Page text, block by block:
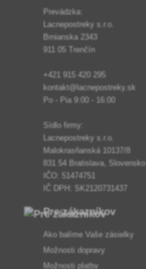
Prevádzka:
Lacnepostreky s.r.o.
Brnianska 2343
911 05 Trenčín
+421 915 420 295
kontakt@lacnepostreky.sk
Po - Pia 9:00 - 16:00
Sídlo firmy:
Lacnepostreky s.r.o.
Malokrasňanská 10137/8
831 54 Bratislava, Slovensko
IČO: 51474751
IČ DPH: SK2120731437
Pre zákazníkov
Ako balíme Vaše zásielky
Možnosti dopravy
Možnosti platby